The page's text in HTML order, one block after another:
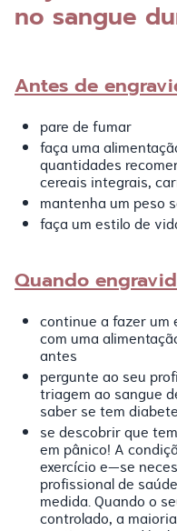
no sangue
Antes de
pare de fumar
faça uma
quantidades
cereais integrais,
mantenha um peso
faça um estilo de
Quando
continue a fazer um
com uma
antes
pergunte ao seu
triagem ao sangue
saber se tem
se descobrir que
em pânico! A
exercício e—se
profissional de
medida. Quando o
controlado, a